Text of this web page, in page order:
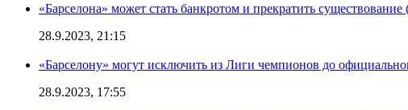
«Барселона» может стать банкротом и прекратить существование
28.9.2023, 21:15
«Барселону» могут исключить из Лиги чемпионов до
28.9.2023, 17:55